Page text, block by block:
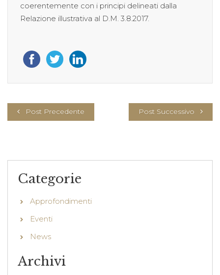
coerentemente con i principi delineati dalla
Relazione illustrativa al D.M. 3.8.2017.
Post Precedente Post Successivo
Categorie
Approfondimenti
Eventi
News
Archivi